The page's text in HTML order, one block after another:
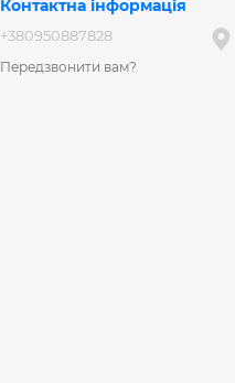
Контактна інформація
+380950887828
Передзвонити вам?